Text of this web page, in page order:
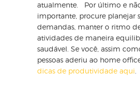
atualmente. Por último e
importante, procure planejar
demandas, manter o ritmo
atividades de maneira
saudável. Se você, assim
pessoas aderiu ao home
dicas de produtividade aqui